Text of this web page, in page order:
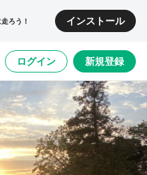
ろう！ インストール
ログイン 新規登録